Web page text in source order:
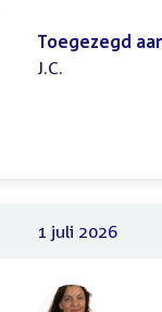
Toegezegd
J.C.
1 juli 2026